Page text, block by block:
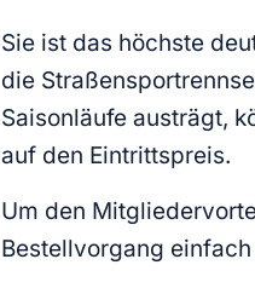
Sie ist das höchste
die
Saisonläufe austrägt,
auf den Eintrittspreis.
Um den
Bestellvorgang